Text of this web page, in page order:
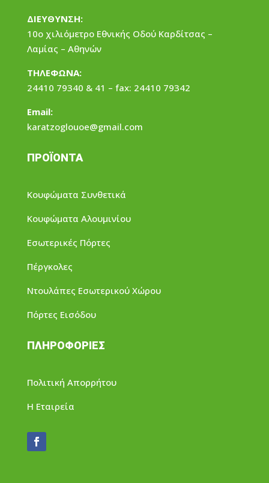
ΔΙΕΥΘΥΝΣΗ:
10ο χιλιόμετρο Εθνικής Οδού Καρδίτσας –
Λαμίας – Αθηνών
ΤΗΛΕΦΩΝΑ:
24410 79340 & 41 – fax: 24410 79342
Email:
karatzoglouoe@gmail.com
ΠΡΟΪΟΝΤΑ
Κουφώματα Συνθετικά
Κουφώματα Αλουμινίου
Εσωτερικές Πόρτες
Πέργκολες
Ντουλάπες Εσωτερικού Χώρου
Πόρτες Εισόδου
ΠΛΗΡΟΦΟΡΙΕΣ
Πολιτική Απορρήτου
Η Εταιρεία